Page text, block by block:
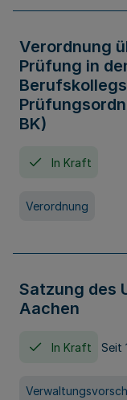
Verordnung
Prüfung in
BK)
In Kraft
Verordnung
Satzung des
Aachen
In Kraft Seit